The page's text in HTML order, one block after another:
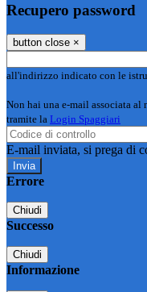
Recupero password
button close ×
all'indirizzo indicato con le
Non hai una e-mail associata al
tramite la Login Spaggiari
E-mail inviata, si prega di
Errore
Chiudi
Successo
Chiudi
Informazione